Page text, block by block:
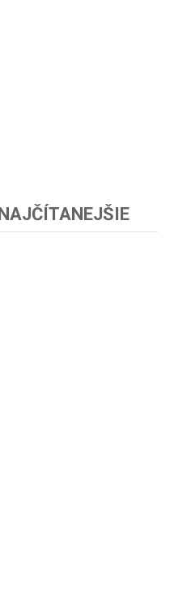
NAJČÍTANEJŠIE